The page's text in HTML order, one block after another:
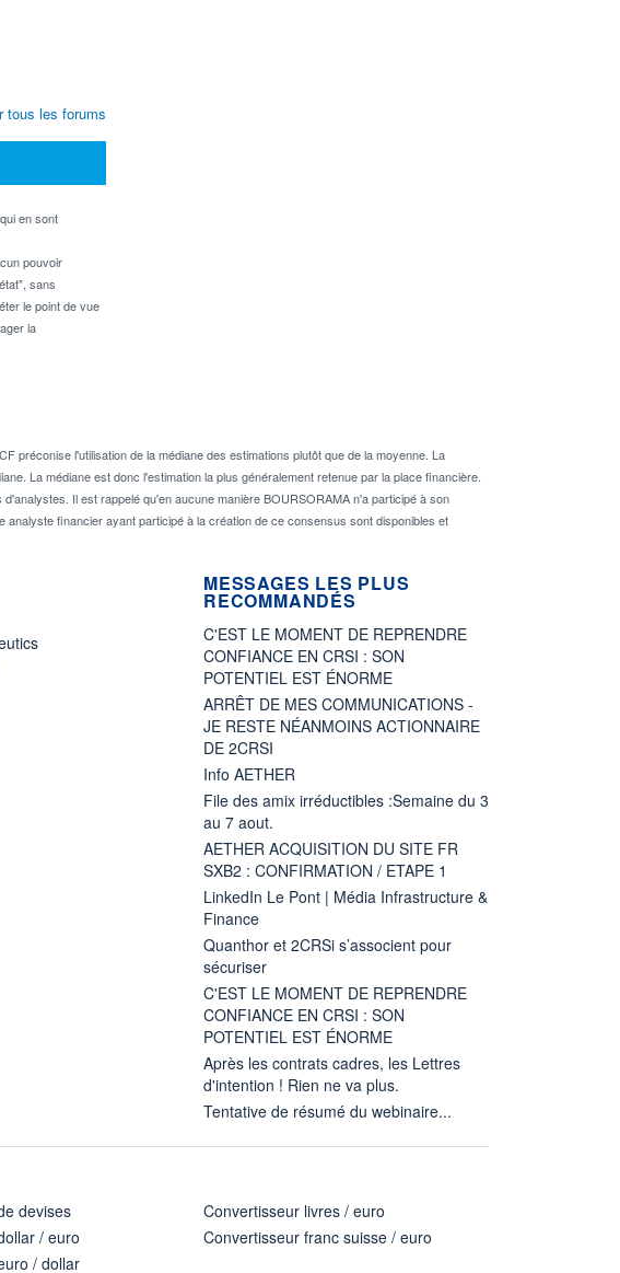
en sont
pouvoir
sans
le point de vue
la
tous les forums
l'utilisation de la médiane des estimations plutôt que de la moyenne. La
La médiane est donc l'estimation la plus généralement retenue par la place financière.
Il est rappelé qu'en aucune manière BOURSORAMA n'a participé à son
financier ayant participé à la création de ce consensus sont disponibles et
MESSAGES LES PLUS
RECOMMANDÉS
C'EST LE MOMENT DE REPRENDRE
CONFIANCE EN CRSI : SON
POTENTIEL EST ÉNORME
ARRÊT DE MES COMMUNICATIONS -
JE RESTE NÉANMOINS ACTIONNAIRE
DE 2CRSI
Info AETHER
File des amix irréductibles :Semaine du 3
au 7 aout.
AETHER ACQUISITION DU SITE FR
SXB2 : CONFIRMATION / ETAPE 1
LinkedIn Le Pont | Média Infrastructure &
Finance
Quanthor et 2CRSi s’associent pour
sécuriser
C'EST LE MOMENT DE REPRENDRE
CONFIANCE EN CRSI : SON
POTENTIEL EST ÉNORME
Après les contrats cadres, les Lettres
d'intention ! Rien ne va plus.
Tentative de résumé du webinaire...
devises
/ euro
/ dollar
Convertisseur livres / euro
Convertisseur franc suisse / euro